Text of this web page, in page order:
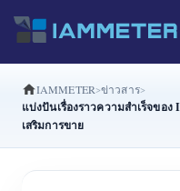
ผลิตภัณฑ์
มิเตอร์พลังงาน
IAMMETER ข่าวสาร
แบ่งปันเรื่องราวความสำเร็จขอ
เสริมการขาย